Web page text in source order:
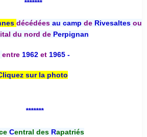
*******
décédées au camp deRivesaltesou
du nord de Perpignan
entre 1962 et 1965 -
sur la photo
*******
Central desRapatriés